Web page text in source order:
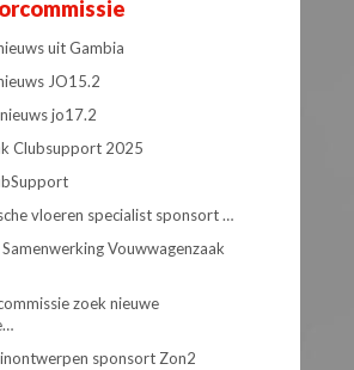
uit Gambia
JO15.2
jo17.2
Clubsupport 2025
vloeren specialist sponsort …
Vouwwagenzaak
zoek nieuwe
sponsort Zon2